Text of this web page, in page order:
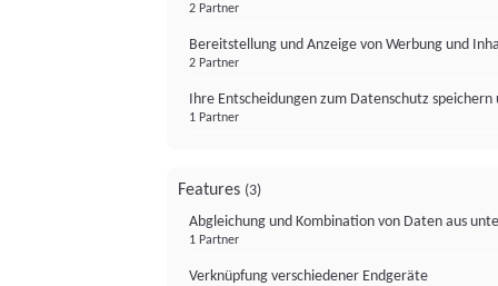
2 Partner
Bereitstellung und Anzeige von Werbung und
2 Partner
Ihre Entscheidungen zum Datenschutz
1 Partner
Features (3)
Abgleichung und Kombination von Daten aus
1 Partner
Verknüpfung verschiedener Endgeräte